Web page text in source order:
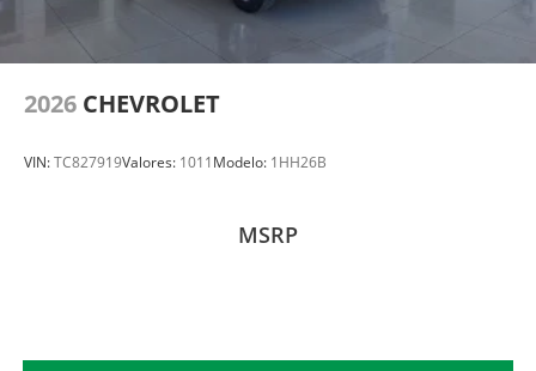
2026 CHEVROLET
VIN:TC827919Valores: 1011Modelo: 1HH26B
MSRP